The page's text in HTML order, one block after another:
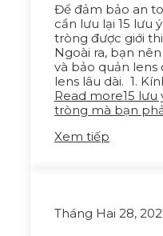
Để đảm bảo an
cần lưu lại 15 lưu
tròng được giới
Ngoài ra, bạn
và bảo quản lens
lens lâu dài. 1.
Read more15 lưu
tròng mà bạn
Xem tiếp
Tháng Hai 28,